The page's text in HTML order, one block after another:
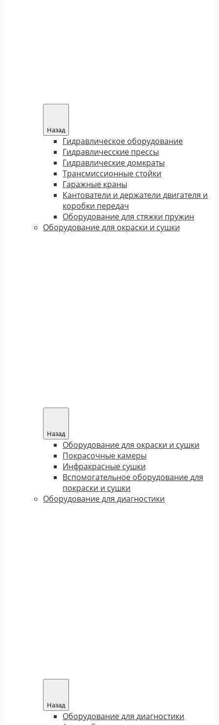
Назад
Гидравлическое оборудование
Гидравличесские прессы
Гидравлические домкраты
Трансмиссионные стойки
Гаражные краны
Кантователи и держатели двигателя и
коробки передач
Оборудование для стяжки пружин
Оборудование для окраски и сушки
Назад
Оборудование для окраски и сушки
Покрасочные камеры
Инфракрасные сушки
Вспомогательное оборудование для
покраски и сушки
Оборудование для диагностики
Назад
Оборудование для диагностики